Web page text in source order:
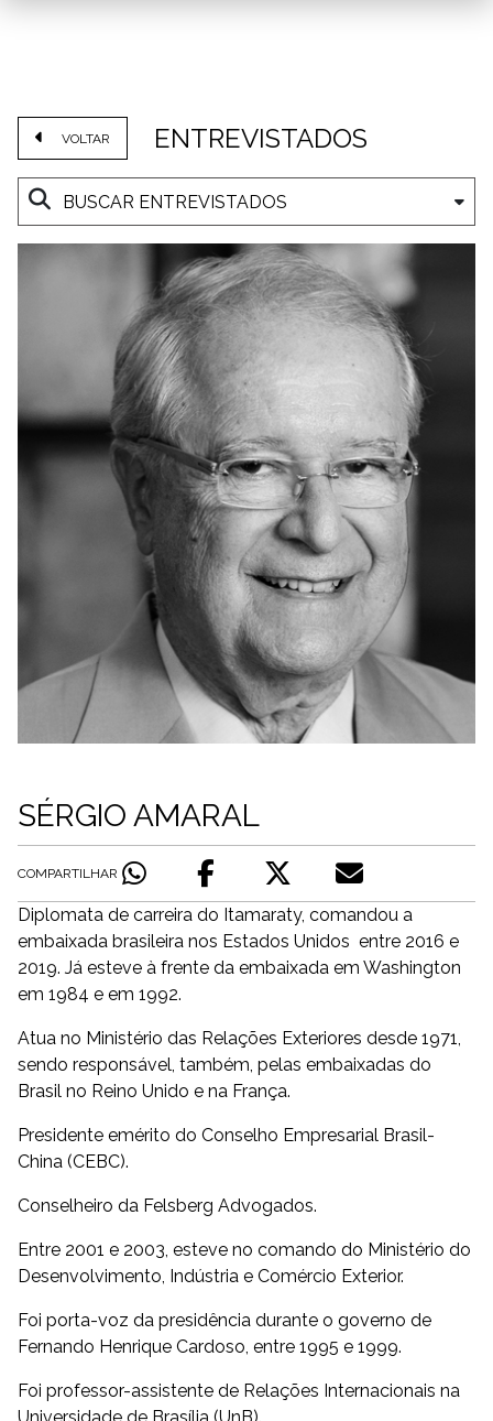
VOLTAR ENTREVISTADOS
SÉRGIO AMARAL
COMPARTILHAR
Diplomata de carreira do Itamaraty, comandou a
embaixada brasileira nos Estados Unidos entre 2016 e
2019. Já esteve à frente da embaixada em Washington
em 1984 e em 1992.
Atua no Ministério das Relações Exteriores desde 1971,
sendo responsável, também, pelas embaixadas do
Brasil no Reino Unido e na França.
Presidente emérito do Conselho Empresarial Brasil-
China (CEBC).
Conselheiro da Felsberg Advogados.
Entre 2001 e 2003, esteve no comando do Ministério do
Desenvolvimento, Indústria e Comércio Exterior.
Foi porta-voz da presidência durante o governo de
Fernando Henrique Cardoso, entre 1995 e 1999.
Foi professor-assistente de Relações Internacionais na